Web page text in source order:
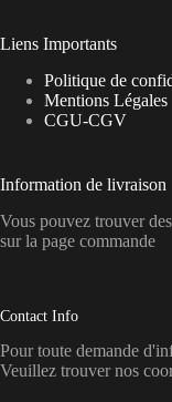
Liens Importants
Politique de
Mentions Légales
CGU-CGV
Information de livraison
Vous pouvez trouver
sur la page commande
Contact Info
Pour toute demande
Veuillez trouver nos